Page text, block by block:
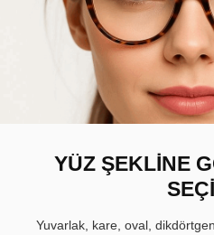
YÜZ ŞEKLİNE
Yuvarlak, kare, oval,